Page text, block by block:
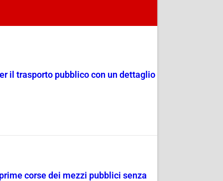
il trasporto pubblico con un dettaglio
corse dei mezzi pubblici senza